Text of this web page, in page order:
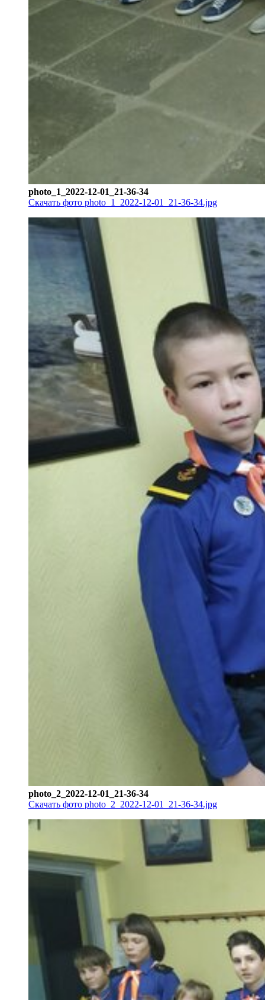
photo_1_2022-12-01_21-36-34
Скачать фото photo_1_2022-12-01_21-36-34.jpg
photo_2_2022-12-01_21-36-34
Скачать фото photo_2_2022-12-01_21-36-34.jpg